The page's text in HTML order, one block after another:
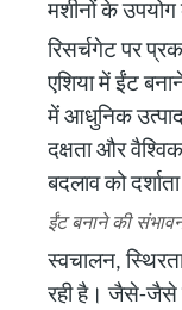
मशीनों के
रिसर्चगेट पर
एशिया में ईंट
में आधुनिक
दक्षता और
बदलाव को
ईंट बनाने की
स्वचालन,
रही है। जैसे-जैसे